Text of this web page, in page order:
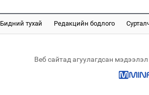
Бидний тухай Редакцийн бодлого
Веб сайтад агуулагдсан